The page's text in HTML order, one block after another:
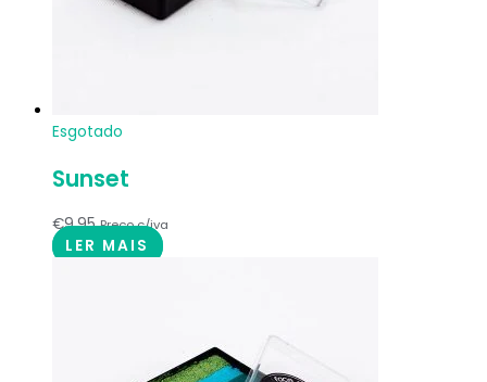
Esgotado
Sunset
€9.95 Preço c/iva
LER MAIS